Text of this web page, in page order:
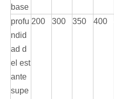
base
profu
ndid
ad d
el est
ante
supe
200 300 350 400